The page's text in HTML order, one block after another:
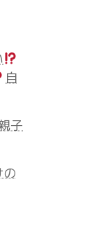
自
子